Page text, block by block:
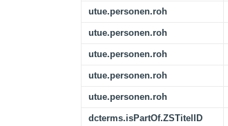
utue.personen.roh
utue.personen.roh
utue.personen.roh
utue.personen.roh
utue.personen.roh
dcterms.isPartOf.ZSTitelID